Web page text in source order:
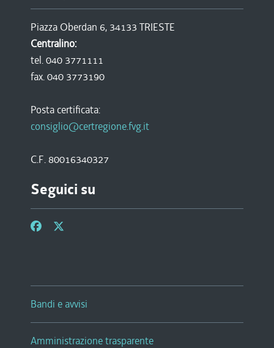
Piazza Oberdan 6, 34133 TRIESTE
Centralino:
tel. 040 3771111
fax. 040 3773190
Posta certificata:
consiglio@certregione.fvg.it
C.F. 80016340327
Seguici su
Bandi e avvisi
Amministrazione trasparente